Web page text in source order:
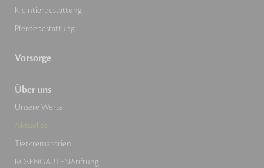
Kleintierbestattung
Pferdebestattung
Vorsorge
Über uns
Unsere Werte
Aktuelles
Tierkrematorien
ROSENGARTEN-Stiftung